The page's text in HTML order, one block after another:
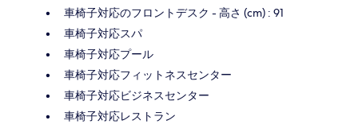
車椅子対応のフロントデスク - 高さ (cm) : 91
車椅子対応スパ
車椅子対応プール
車椅子対応フィットネスセンター
車椅子対応ビジネスセンター
車椅子対応レストラン